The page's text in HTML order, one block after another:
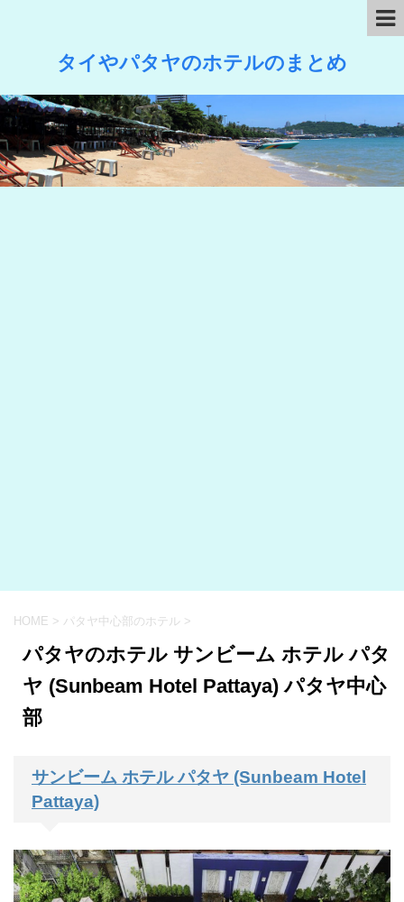
タイやパタヤのホテルのまとめ
HOME > パタヤ中心部のホテル >
パタヤのホテル サンビーム ホテル パタ
ヤ (Sunbeam Hotel Pattaya) パタヤ中心
部
サンビーム ホテル パタヤ (Sunbeam Hotel
Pattaya)